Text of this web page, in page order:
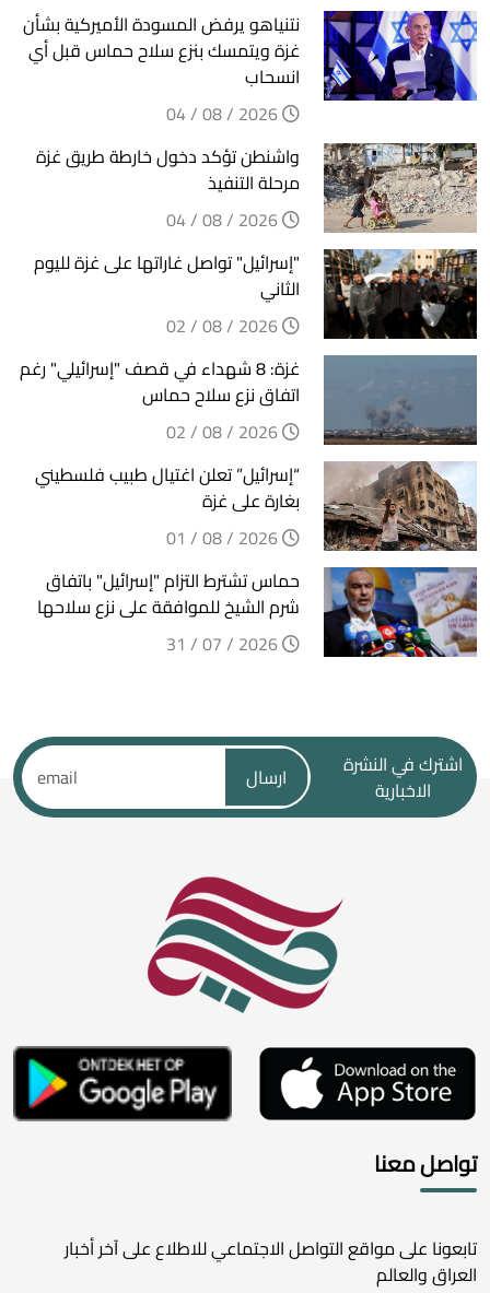
نتنياهو يرفض المسودة الأميركية بشأن
غزة ويتمسك بنزع سلاح حماس قبل أي
انسحاب
واشنطن تؤكد دخول خارطة طريق غزة
مرحلة التنفيذ
"إسرائيل" تواصل غاراتها على غزة لليوم
الثاني
غزة: 8 شهداء في قصف "إسرائيلي" رغم
اتفاق نزع سلاح حماس
“إسرائيل” تعلن اغتيال طبيب فلسطيني
بغارة على غزة
حماس تشترط التزام "إسرائيل" باتفاق
شرم الشيخ للموافقة على نزع سلاحها
اشترك في النشرة
الاخبارية
ارسال
تواصل معنا
تابعونا على مواقع التواصل الاجتماعي للاطلاع على آخر أخبار
العراق والعالم